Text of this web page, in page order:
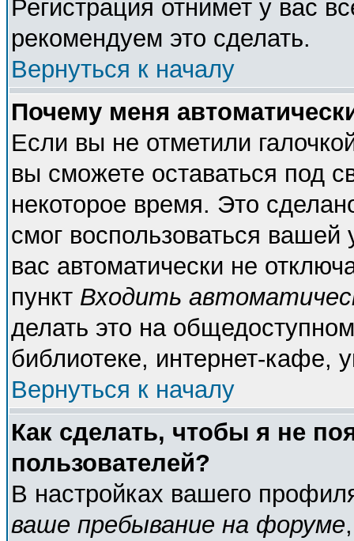
Регистрация отнимет у вас
рекомендуем это сделать.
Вернуться к началу
Почему меня
Если вы не отметили
вы сможете оставаться под
некоторое время. Это
смог воспользоваться
вас автоматически не
пункт Входить
делать это на
библиотеке, интернет-кафе,
Вернуться к началу
Как сделать, чтобы я не
пользователей?
В настройках вашего
ваше пребывание на форуме